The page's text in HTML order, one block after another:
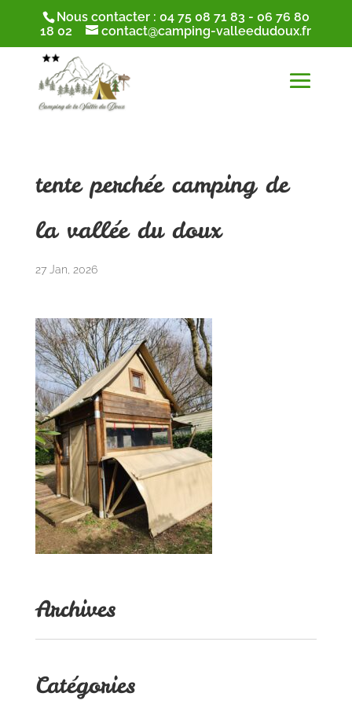
Nous contacter : 04 75 08 71 83 - 06 76 80
18 02
contact@camping-valleedudoux.fr
tente perchée camping de
la vallée du doux
27 Jan, 2026
Archives
Catégories